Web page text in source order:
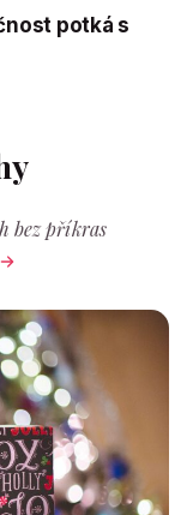
potká s
bez příkras